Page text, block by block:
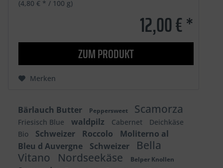
(4,80 € * / 100 g)
12,00 € *
ZUM PRODUKT
Merken
Bärlauch Butter Peppersweet Scamorza
Friesisch Blue waldpilz Cabernet
Deichkäse
Bio
Schweizer Roccolo
Moliterno al
Bleu d Auvergne
Schweizer
Bella
Vitano
Nordseekäse Belper Knollen